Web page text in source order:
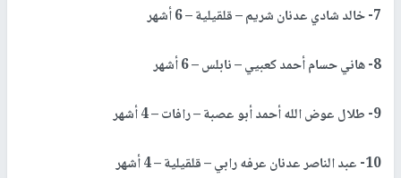
7- خالد شادي عدنان شريم – قلقيلية – 6 أشهر
8- هاني حسام أحمد كعبيي – نابلس – 6 أشهر
9- طلال عوض الله أحمد أبو عصبة – رافات – 4 أشهر
10- عبد الناصر عدنان عرفه رابي – قلقيلية – 4 أشهر